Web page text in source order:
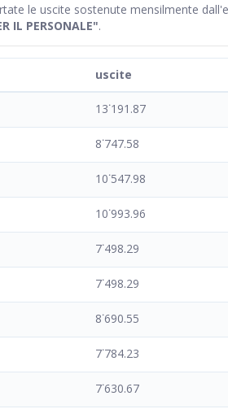
le uscite sostenute mensilmente
IL PERSONALE".
uscite
13˙191.87
8˙747.58
10˙547.98
10˙993.96
7˙498.29
7˙498.29
8˙690.55
7˙784.23
7˙630.67